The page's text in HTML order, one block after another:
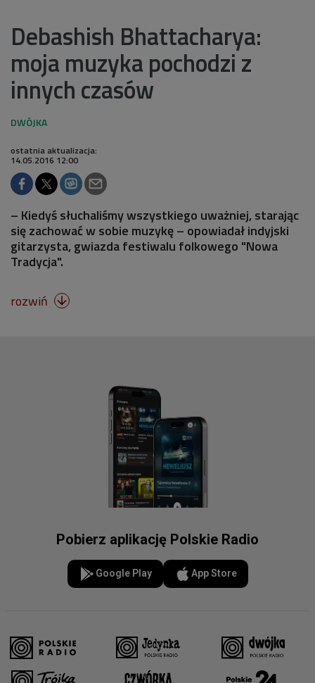
Debashish Bhattacharya:
moja muzyka pochodzi z
innych czasów
ostatnia aktualizacja:
14.05.2016 12:00
– Kiedyś słuchaliśmy wszystkiego uważniej, starając
się zachować w sobie muzykę – opowiadał indyjski
gitarzysta, gwiazda festiwalu folkowego "Nowa
Tradycja".
rozwiń 
Pobierz aplikację Polskie Radio
Google Play App Store